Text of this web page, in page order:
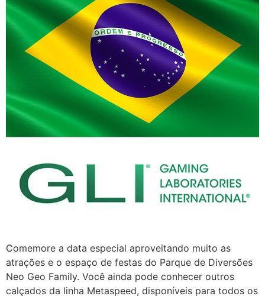
Comemore a data especial aproveitando muito as
atrações e o espaço de festas do Parque de Diversões
Neo Geo Family. Você ainda pode conhecer outros
calçados da linha Metaspeed, disponíveis para todos os